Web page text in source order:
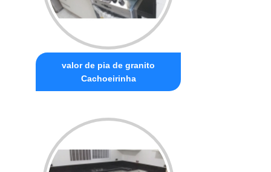
valor de pia de granito
Cachoeirinha